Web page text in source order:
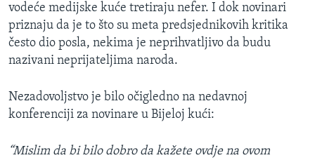
vodeće medijske kuće tretiraju nefer. I dok novinari
priznaju da je to što su meta predsjednikovih kritika
često dio posla, nekima je neprihvatljivo da budu
nazivani neprijateljima naroda.
Nezadovoljstvo je bilo očigledno na nedavnoj
konferenciji za novinare u Bijeloj kući:
“Mislim da bi bilo dobro da kažete ovdje na ovom